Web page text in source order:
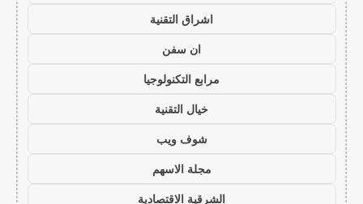
اشراق التقنية
ان سفن
مرابع التكنولوجيا
خيال التقنية
شوف ويب
مجلة الاسهم
الشرقية الاقتصادية